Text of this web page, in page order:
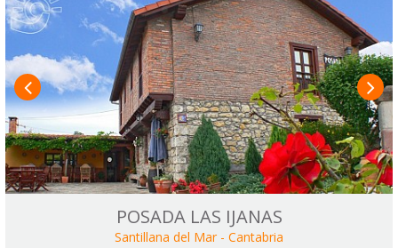
POSADA LAS IJANAS
Santillana del Mar - Cantabria